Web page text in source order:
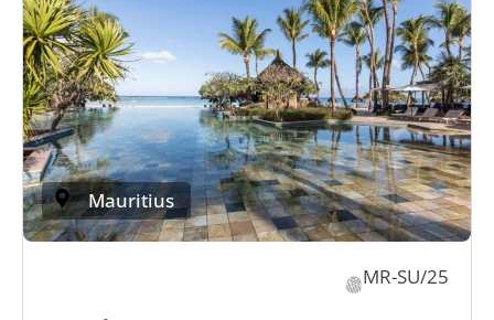
Mauritius
MR-SU/25